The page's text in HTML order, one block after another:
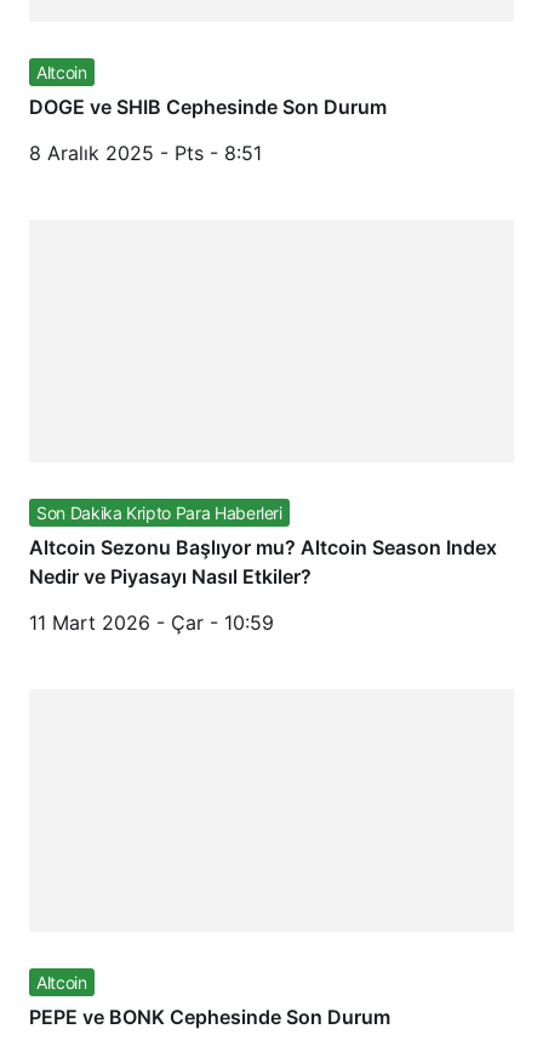
Altcoin
DOGE ve SHIB Cephesinde Son Durum
8 Aralık 2025 - Pts - 8:51
Son Dakika Kripto Para Haberleri
Altcoin Sezonu Başlıyor mu? Altcoin Season Index
Nedir ve Piyasayı Nasıl Etkiler?
11 Mart 2026 - Çar - 10:59
Altcoin
PEPE ve BONK Cephesinde Son Durum